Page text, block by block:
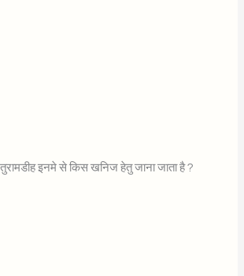
तुरामडीह इनमे से किस खनिज हेतु जाना जाता है ?